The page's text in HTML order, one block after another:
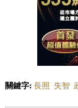
關鍵字: 長照 失智